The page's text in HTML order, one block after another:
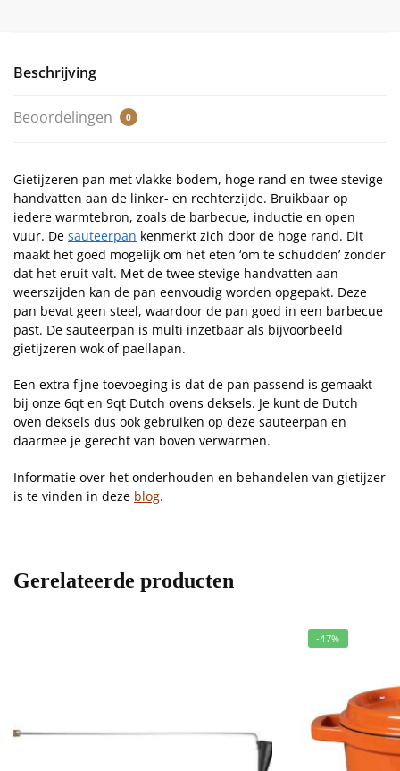
Beschrijving
Beoordelingen 0
Gietijzeren pan met vlakke bodem, hoge rand en twee stevige
handvatten aan de linker- en rechterzijde. Bruikbaar op
iedere warmtebron, zoals de barbecue, inductie en open
vuur. De sauteerpan kenmerkt zich door de hoge rand. Dit
maakt het goed mogelijk om het eten ‘om te schudden’ zonder
dat het eruit valt. Met de twee stevige handvatten aan
weerszijden kan de pan eenvoudig worden opgepakt. Deze
pan bevat geen steel, waardoor de pan goed in een barbecue
past. De sauteerpan is multi inzetbaar als bijvoorbeeld
gietijzeren wok of paellapan.
Een extra fijne toevoeging is dat de pan passend is gemaakt
bij onze 6qt en 9qt Dutch ovens deksels. Je kunt de Dutch
oven deksels dus ook gebruiken op deze sauteerpan en
daarmee je gerecht van boven verwarmen.
Informatie over het onderhouden en behandelen van gietijzer
is te vinden in deze blog.
Gerelateerde producten
-47%